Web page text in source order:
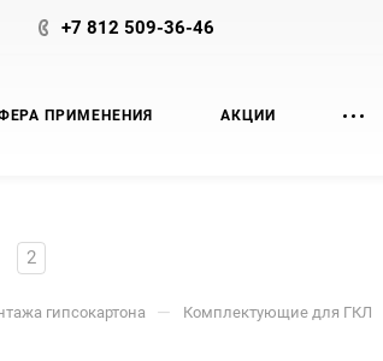
+7 812 509-36-46
ПРИМЕНЕНИЯ АКЦИИ
2
гипсокартона — Комплектующие для ГКЛ